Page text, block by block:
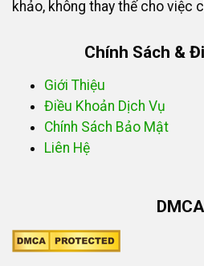
khảo, không thay thế cho việc
Chính Sách &
Giới Thiệu
Điều Khoản Dịch Vụ
Chính Sách Bảo Mật
Liên Hệ
DMCA